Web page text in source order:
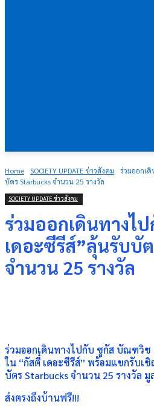
Home SOCIETY UPDATE ข่าวสังคม
ร่วมออกเ
บัตร Starbucks จำนวน 25 รางวัล
SOCIETY UPDATE ข่าวสังคม
ร่วมออกเดินทางไ
เดอะซีรีส์”ลุ้นรับบั
จำนวน 25 รางวัล
ร่วมออกเดินทางไปกับ ซูกัส บัณฑวิช
ใน “กัสตี๋ เดอะซีรีส์” พร้อมแขกรับเ
บัตร Starbucks จำนวน 25 รางวัล
ส่งตรงถึงบ้านฟรี!!!